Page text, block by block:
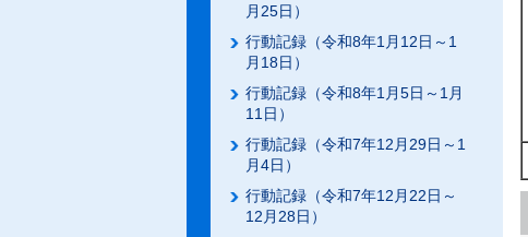
月25日）
行動記録（令和8年1月12日～1
月18日）
行動記録（令和8年1月5日～1月
11日）
行動記録（令和7年12月29日～1
月4日）
行動記録（令和7年12月22日～
12月28日）